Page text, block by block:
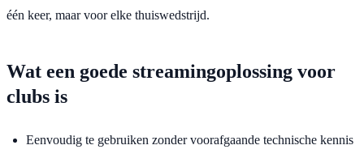
één keer, maar voor elke thuiswedstrijd.
Wat een goede streamingoplossing voor
clubs is
Eenvoudig te gebruiken zonder voorafgaande technische kennis